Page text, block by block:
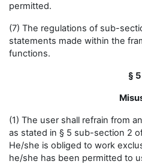
permitted.
(7) The regulations of sub-
statements made within the
functions.
§ 5
(1) The user shall refrain from
as stated in § 5 sub-section 2
He/she is obliged to work
he/she has been permitted to